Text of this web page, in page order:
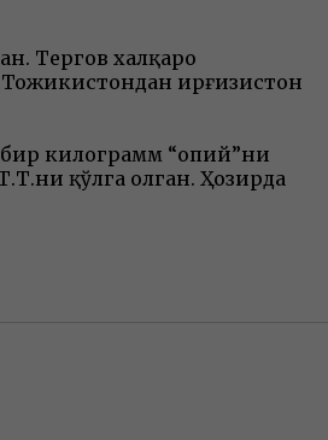
Тергов халқаро
Қирғизистон
килограмм “опий”ни
қўлга олган. Ҳозирда